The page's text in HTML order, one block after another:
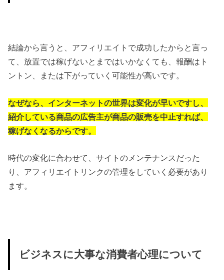
結論から言うと、アフィリエイトで成功したからと言っ
て、放置では稼げないとまではいかなくても、報酬はト
ントン、または下がっていく可能性が高いです。
なぜなら、インターネットの世界は変化が早いですし、
紹介している商品の広告主が商品の販売を中止すれば、
稼げなくなるからです。
時代の変化に合わせて、サイトのメンテナンスだった
り、アフィリエイトリンクの管理をしていく必要があり
ます。
ビジネスに大事な消費者心理について